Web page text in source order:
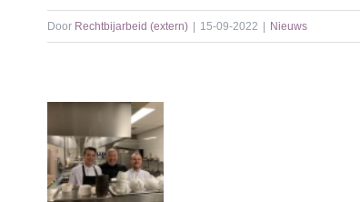
Door Rechtbijarbeid (extern) 15-09-2022 Nieuws